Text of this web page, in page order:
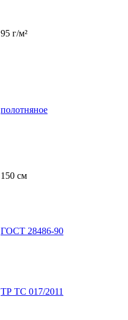
95 г/м²
полотняное
150 см
ГОСТ 28486-90
ТР ТС 017/2011